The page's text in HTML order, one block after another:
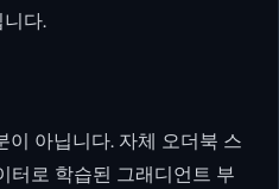
다.
이 아닙니다. 자체 오더북 스
터로 학습된 그래디언트 부